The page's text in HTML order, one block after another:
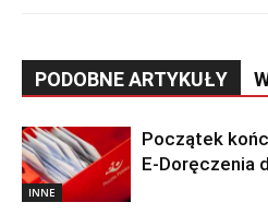
PODOBNE ARTYKUŁY
INNE
Początek
E-Doręczenia